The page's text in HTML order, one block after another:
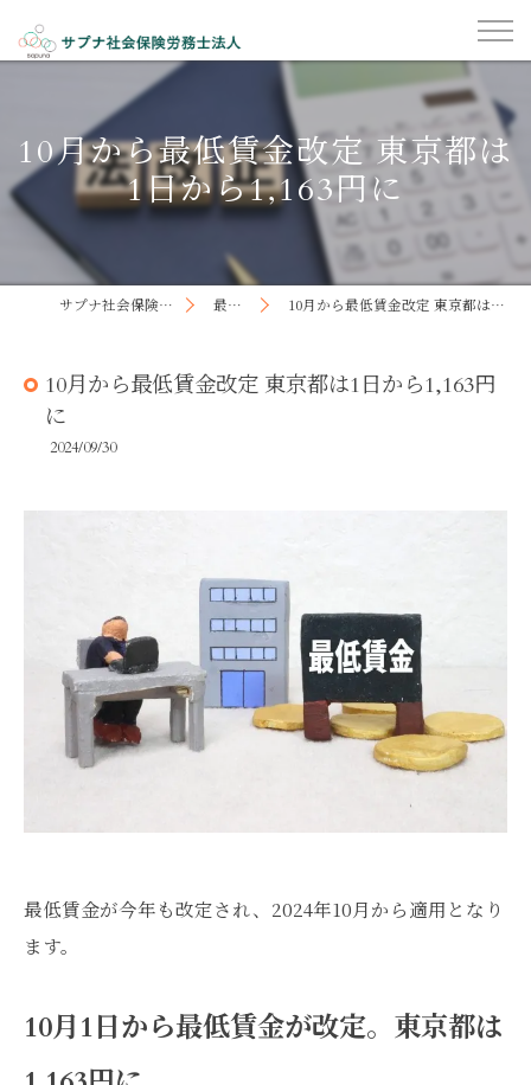
10月から最低賃金改定 東京都は
1日から1,163円に
サプナ社会保険労務士法人 最新記事 10月から最低賃金改定 東京都は1日から1,163円に
10月から最低賃金改定 東京都は1日から1,163円
に
2024/09/30
最低賃金が今年も改定され、2024年10月から適用となり
ます。
10月1日から最低賃金が改定。東京都は